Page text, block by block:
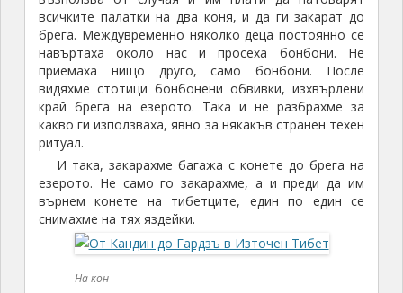
всичките палатки на два коня, и да ги закарат до
брега. Междувременно няколко деца постоянно се
навъртаха около нас и просеха бонбони. Не
приемаха нищо друго, само бонбони. После
видяхме стотици бонбонени обвивки, изхвърлени
край брега на езерото. Така и не разбрахме за
какво ги използваха, явно за някакъв странен техен
ритуал.
И така, закарахме багажа с конете до брега на
езерото. Не само го закарахме, а и преди да им
върнем конете на тибетците, един по един се
снимахме на тях яздейки.
На кон